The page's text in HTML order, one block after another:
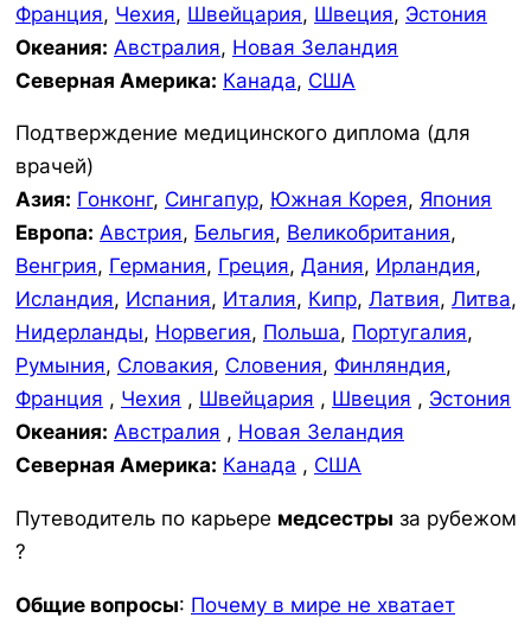
Франция, Чехия, Швейцария, Швеция, Эстония
Океания: Австралия, Новая Зеландия
Северная Америка: Канада, США
Подтверждение медицинского диплома (для
врачей)
Азия: Гонконг, Сингапур, Южная Корея, Япония
Европа: Австрия, Бельгия, Великобритания,
Венгрия, Германия, Греция, Дания, Ирландия,
Исландия, Испания, Италия, Кипр, Латвия, Литва,
Нидерланды, Норвегия, Польша, Португалия,
Румыния, Словакия, Словения, Финляндия,
Франция , Чехия , Швейцария , Швеция , Эстония
Океания: Австралия , Новая Зеландия
Северная Америка: Канада , США
Путеводитель по карьере медсестры за рубежом
?
Общие вопросы: Почему в мире не хватает